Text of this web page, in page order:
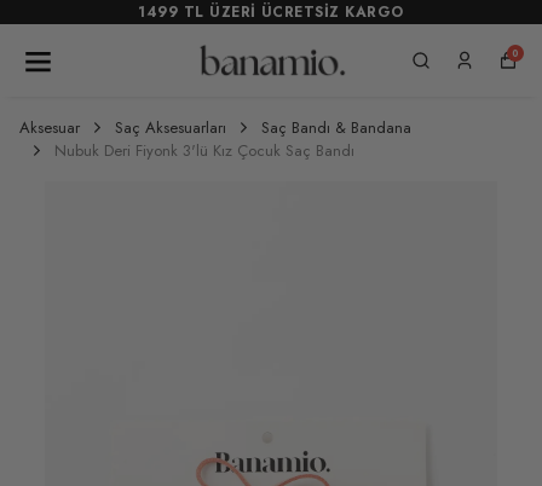
1499 TL ÜZERİ ÜCRETSİZ KARGO
0
Aksesuar Saç Aksesuarları
Saç Bandı & Bandana
Nubuk Deri Fiyonk 3'lü Kız Çocuk Saç Bandı